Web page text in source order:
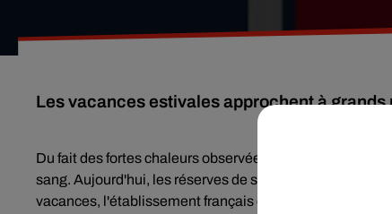
Les vacances estivales approchent à
Du fait des fortes chaleurs observées en France ces
sang. Aujourd'hui, les réserves de sang ne sont pas
vacances, l'établissement français du sang invite à